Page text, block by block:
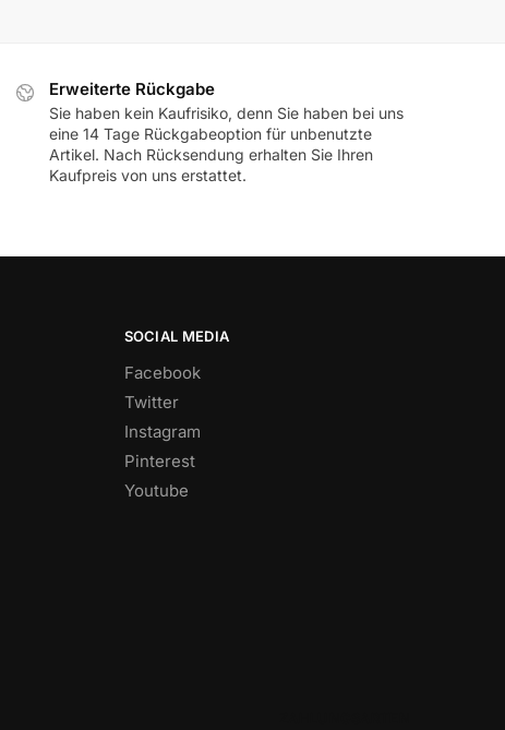
Erweiterte Rückgabe
Sie haben kein Kaufrisiko, denn Sie haben bei uns
eine 14 Tage Rückgabeoption für unbenutzte
Artikel. Nach Rücksendung erhalten Sie Ihren
Kaufpreis von uns erstattet.
SOCIAL MEDIA
Facebook
Twitter
Instagram
Pinterest
Youtube